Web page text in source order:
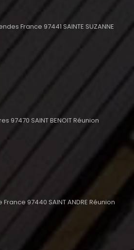
France 97441 SAINTE SUZANNE
97470 SAINT BENOIT Réunion
97440 SAINT ANDRE Réunion